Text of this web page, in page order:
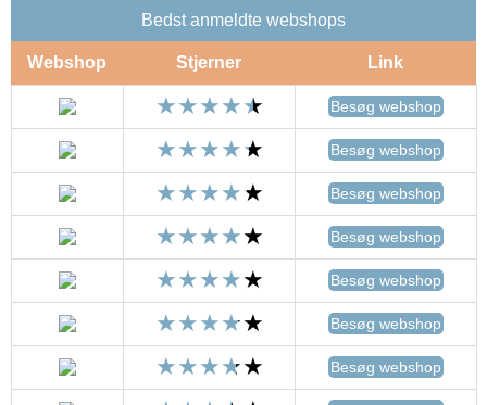
Bedst anmeldte webshops
Webshop Stjerner Link
Besøg webshop
Besøg webshop
Besøg webshop
Besøg webshop
Besøg webshop
Besøg webshop
Besøg webshop